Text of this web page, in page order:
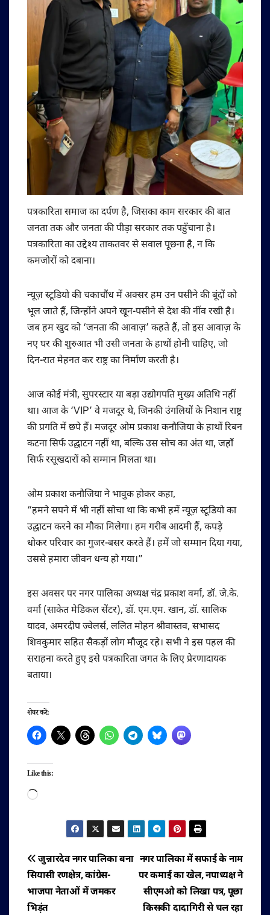
पत्रकारिता समाज का दर्पण है, जिसका काम सरकार की बात
जनता तक और जनता की पीड़ा सरकार तक पहुँचाना है।
पत्रकारिता का उद्देश्य ताकतवर से सवाल पूछना है, न कि
कमजोरों को दबाना।
न्यूज़ स्टूडियो की चकाचौंध में अक्सर हम उन पसीने की बूंदों को
भूल जाते हैं, जिन्होंने अपने खून-पसीने से देश की नींव रखी है।
जब हम खुद को ‘जनता की आवाज़’ कहते हैं, तो इस आवाज़ के
नए घर की शुरुआत भी उसी जनता के हाथों होनी चाहिए, जो
दिन-रात मेहनत कर राष्ट्र का निर्माण करती है।
आज कोई मंत्री, सुपरस्टार या बड़ा उद्योगपति मुख्य अतिथि नहीं
था। आज के ‘VIP’ वे मजदूर थे, जिनकी उंगलियों के निशान राष्ट्र
की प्रगति में छपे हैं। मजदूर ओम प्रकाश कनौजिया के हाथों रिबन
कटना सिर्फ उद्घाटन नहीं था, बल्कि उस सोच का अंत था, जहाँ
सिर्फ रसूखदारों को सम्मान मिलता था।
ओम प्रकाश कनौजिया ने भावुक होकर कहा,
“हमने सपने में भी नहीं सोचा था कि कभी हमें न्यूज़ स्टूडियो का
उद्घाटन करने का मौका मिलेगा। हम गरीब आदमी हैं, कपड़े
धोकर परिवार का गुजर-बसर करते हैं। हमें जो सम्मान दिया गया,
उससे हमारा जीवन धन्य हो गया।”
इस अवसर पर नगर पालिका अध्यक्ष चंद्र प्रकाश वर्मा, डॉ. जे.के.
वर्मा (साकेत मेडिकल सेंटर), डॉ. एम.एम. खान, डॉ. सालिक
यादव, अमरदीप ज्वेलर्स, ललित मोहन श्रीवास्तव, सभासद
शिवकुमार सहित सैकड़ों लोग मौजूद रहे। सभी ने इस पहल की
सराहना करते हुए इसे पत्रकारिता जगत के लिए प्रेरणादायक
बताया।
शेयर करें:
Like this:
Loading…
पोस्ट
नेविगेशन
नगर पालिका में सफाई के नाम
पर कमाई का खेल, नपाध्यक्ष ने
सीएमओ को लिखा पत्र, पूछा
किसकी दादागिरी से चल रहा
जुन्नारदेव नगर पालिका बना
सियासी रणक्षेत्र, कांग्रेस-
भाजपा नेताओं में जमकर
भिड़ंत